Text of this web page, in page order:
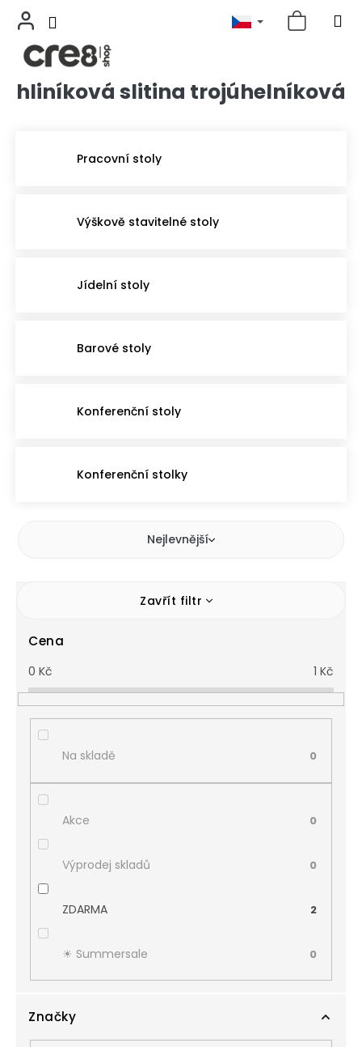
Přejíthliníková slitina trojúhelníková
Pracovní stoly
Výškově stavitelné stoly
Jídelní stoly
Barové stoly
Konferenční stoly
Konferenční stolky
Nejlevnější
Zavřít filtr
Cena
0 Kč 1 Kč
Na skladě 0
Akce 0
Výprodej skladů 0
ZDARMA 2
☀︎ Summersale 0
Značky